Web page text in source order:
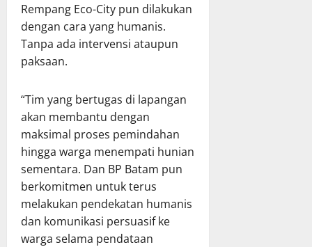
Rempang Eco-City pun dilakukan
dengan cara yang humanis.
Tanpa ada intervensi ataupun
paksaan.
“Tim yang bertugas di lapangan
akan membantu dengan
maksimal proses pemindahan
hingga warga menempati hunian
sementara. Dan BP Batam pun
berkomitmen untuk terus
melakukan pendekatan humanis
dan komunikasi persuasif ke
warga selama pendataan